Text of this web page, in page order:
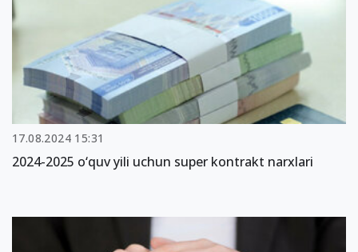
17.08.2024 15:31
2024-2025 o‘quv yili uchun super kontrakt narxlari